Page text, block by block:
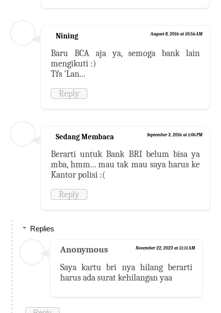
Nining August 8, 2016 at 10:56 AM
Baru BCA aja ya, semoga bank lain
mengikuti :)
Tfs 'Lan...
Reply
Sedang Membaca September 3, 2016 at 1:06 PM
Berarti untuk Bank BRI belum bisa ya
mba, hmm... mau tak mau saya harus ke
Kantor polisi :(
Reply
Replies
Anonymous November 22, 2023 at 11:11 AM
Saya kartu bri nya hilang berarti
harus ada surat kehilangan yaa